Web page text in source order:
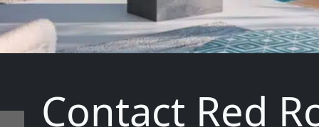
Contact Red